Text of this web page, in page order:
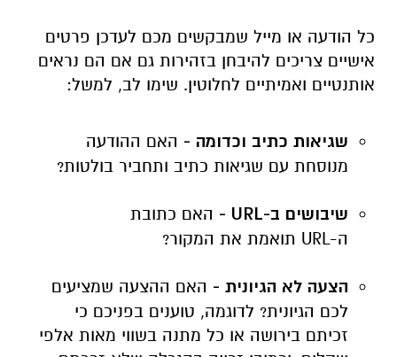
כל הודעה או מייל שמבקשים מכם לעדכן פרטים
אישיים צריכים להיבחן בזהירות גם אם הם נראים
אותנטיים ואמיתיים לחלוטין. שימו לב, למשל:
שגיאות כתיב וכדומה - האם ההודעה
מנוסחת עם שגיאות כתיב ותחביר בולטות?
שיבושים ב-URL
- האם כתובת
ה- URL תואמת את המקור?
הצעה לא הגיונית - האם ההצעה שמציעים
לכם הגיונית? לדוגמה, טוענים בפניכם כי
זכיתם בירושה או כל מתנה בשווי מאות אלפי